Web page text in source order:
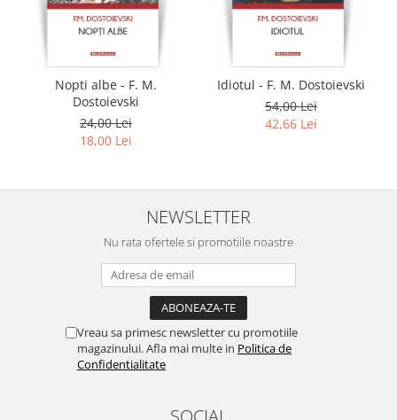
Nopti albe - F. M.
Dostoievski
24,00 Lei
18,00 Lei
Idiotul - F. M. Dostoievski
54,00 Lei
42,66 Lei
NEWSLETTER
Nu rata ofertele si promotiile noastre
Vreau sa primesc newsletter cu promotiile
magazinului. Afla mai multe in Politica de
Confidentialitate